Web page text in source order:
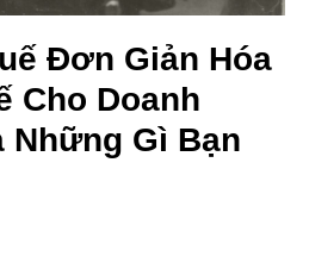
Đơn Giản Hóa
Cho Doanh
Những Gì Bạn